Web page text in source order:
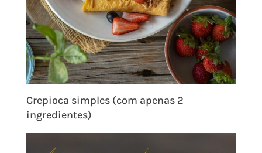
Crepioca simples (com apenas 2
ingredientes)